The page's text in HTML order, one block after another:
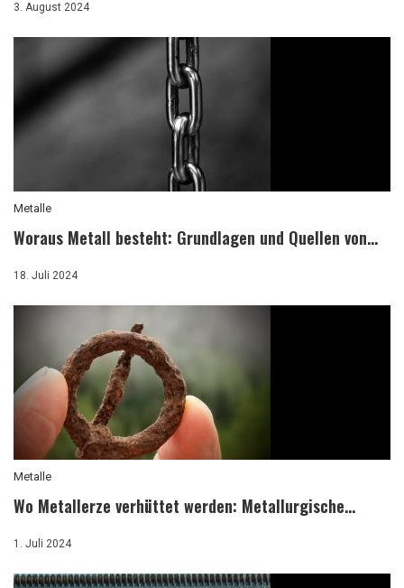
3. August 2024
Metalle
Woraus Metall besteht: Grundlagen und Quellen von...
18. Juli 2024
Metalle
Wo Metallerze verhüttet werden: Metallurgische...
1. Juli 2024